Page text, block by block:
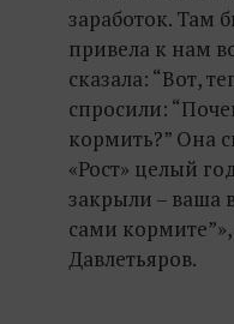
заработок. Там
привела к нам
сказала: “Вот,
спросили:
кормить?” Она
«Рост» целый
закрыли – ваша
сами
Давлетьяров.